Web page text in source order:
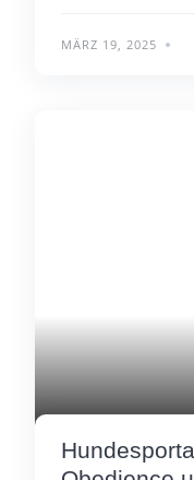
MÄRZ 19, 2025